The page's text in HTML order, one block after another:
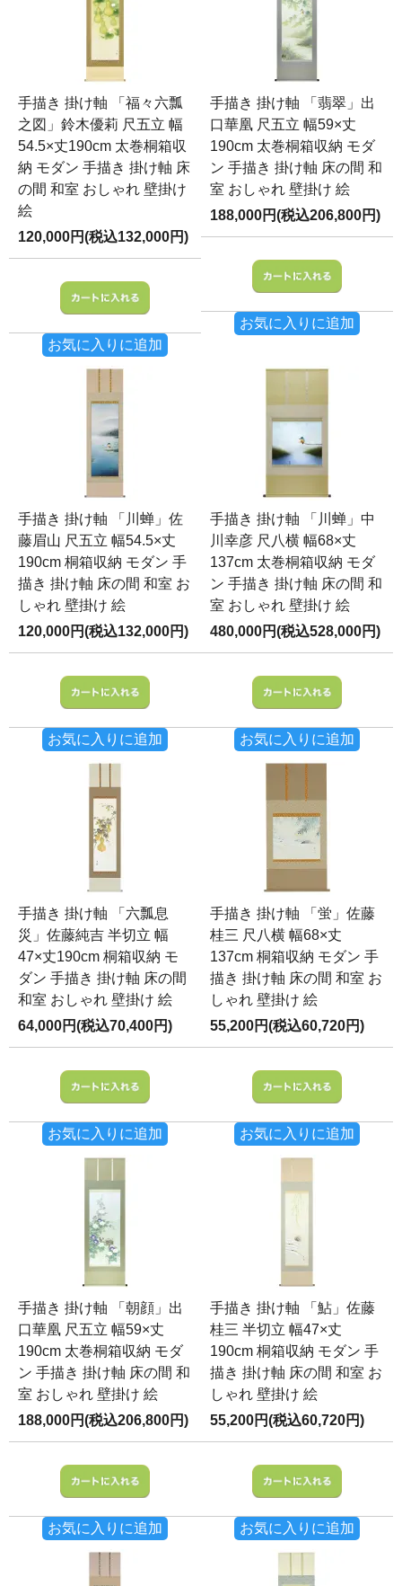
手描き 掛け軸 「福々六瓢
之図」鈴木優莉 尺五立 幅
54.5×丈190cm 太巻桐箱収
納 モダン 手描き 掛け軸 床
の間 和室 おしゃれ 壁掛け
絵
120,000円(税込132,000円)
お気に入りに追加
手描き 掛け軸 「翡翠」出
口華凰 尺五立 幅59×丈
190cm 太巻桐箱収納 モダ
ン 手描き 掛け軸 床の間 和
室 おしゃれ 壁掛け 絵
188,000円(税込206,800円)
お気に入りに追加
手描き 掛け軸 「川蝉」佐
藤眉山 尺五立 幅54.5×丈
190cm 桐箱収納 モダン 手
描き 掛け軸 床の間 和室 お
しゃれ 壁掛け 絵
120,000円(税込132,000円)
お気に入りに追加
手描き 掛け軸 「川蝉」中
川幸彦 尺八横 幅68×丈
137cm 太巻桐箱収納 モダ
ン 手描き 掛け軸 床の間 和
室 おしゃれ 壁掛け 絵
480,000円(税込528,000円)
お気に入りに追加
手描き 掛け軸 「六瓢息
災」佐藤純吉 半切立 幅
47×丈190cm 桐箱収納 モ
ダン 手描き 掛け軸 床の間
和室 おしゃれ 壁掛け 絵
64,000円(税込70,400円)
お気に入りに追加
手描き 掛け軸 「蛍」佐藤
桂三 尺八横 幅68×丈
137cm 桐箱収納 モダン 手
描き 掛け軸 床の間 和室 お
しゃれ 壁掛け 絵
55,200円(税込60,720円)
お気に入りに追加
手描き 掛け軸 「朝顔」出
口華凰 尺五立 幅59×丈
190cm 太巻桐箱収納 モダ
ン 手描き 掛け軸 床の間 和
室 おしゃれ 壁掛け 絵
188,000円(税込206,800円)
お気に入りに追加
手描き 掛け軸 「鮎」佐藤
桂三 半切立 幅47×丈
190cm 桐箱収納 モダン 手
描き 掛け軸 床の間 和室 お
しゃれ 壁掛け 絵
55,200円(税込60,720円)
お気に入りに追加